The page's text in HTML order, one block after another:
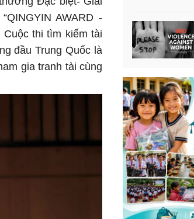
AWARD -
Cuộc thi tìm kiếm tài
đầu Trung Quốc là
gia tranh tài cùng